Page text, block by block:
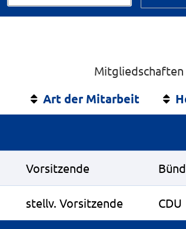
Art der Mitarbeit
Vorsitzende
stellv. Vorsitzende CDU